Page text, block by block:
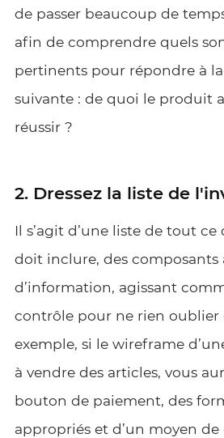
de passer beaucoup de
afin de comprendre quels
pertinents pour répondre à
suivante : de quoi le produit
réussir ?
2. Dressez la liste de
Il s’agit d’une liste de tout
doit inclure, des composants
d’information, agissant
contrôle pour ne rien oublier
exemple, si le wireframe
à vendre des articles, vous
bouton de paiement, des
appropriés et d’un moyen